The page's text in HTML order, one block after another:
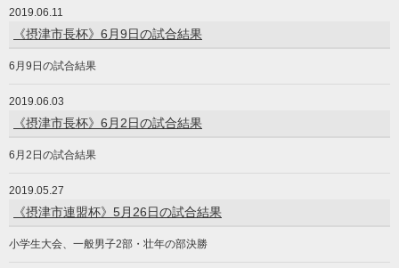
2019.06.11
《摂津市長杯》6月9日の試合結果
6月9日の試合結果
2019.06.03
《摂津市長杯》6月2日の試合結果
6月2日の試合結果
2019.05.27
《摂津市連盟杯》5月26日の試合結果
小学生大会、一般男子2部・壮年の部決勝